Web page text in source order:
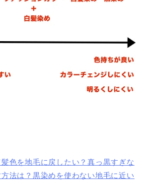
色を地毛に戻したい？真っ黒すぎな
法は？黒染めを使わない地毛に近い